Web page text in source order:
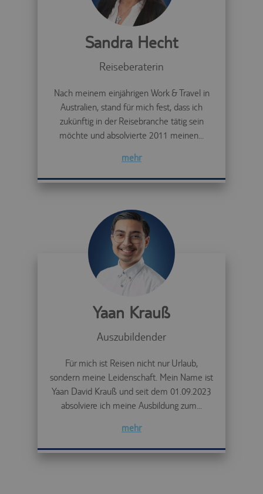
Sandra Hecht
Reiseberaterin
Nach meinem einjährigen Work & Travel in
Australien, stand für mich fest, dass ich
zukünftig in der Reisebranche tätig sein
möchte und absolvierte 2011 meinen...
mehr
Yaan Krauß
Auszubildender
Für mich ist Reisen nicht nur Urlaub,
sondern meine Leidenschaft. Mein Name ist
Yaan David Krauß und seit dem 01.09.2023
absolviere ich meine Ausbildung zum...
mehr